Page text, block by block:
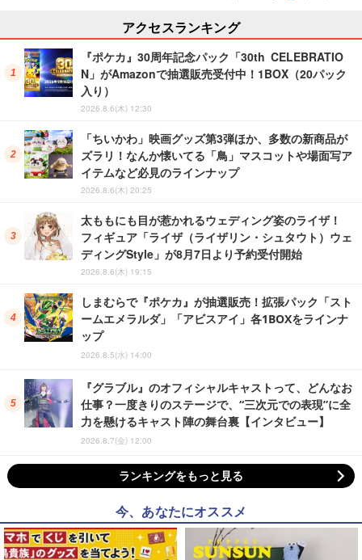
アクセスランキング
『ポケカ』30周年記念パック「30th CELEBRATIO
N」がAmazonで抽選販売受付中！1BOX（20パック
入り）
2026.8.6(木) 12:30
「ちいかわ」映画グッズ第3弾ほか、多数の新商品が
ズラリ！なんか懐いてる「鳥」マスコットや場面写ア
イテムなど必見のラインナップ
2026.8.6(木) 20:25
太ももにも目が惹かれるウェディング姿のライザ！
フィギュア「ライザ（ライザリン・シュタウト）ウェ
ディングStyle」が8月7日より予約受付開始
2026.8.6(木) 19:15
しまむらで『ポケカ』が抽選販売！拡張パック「スト
ームエメラルダ」「アビスアイ」各1BOXをラインナ
ップ
2026.8.5(水) 14:00
『グラブル』のオフィシャルキャストって、どんなお
仕事？一度きりのステージで、“三次元での表現”に全
力を懸けるキャスト陣の舞台裏【インタビュー】
2026.8.7(金) 12:00
ランキングをもっと見る
今、あなたにオススメ